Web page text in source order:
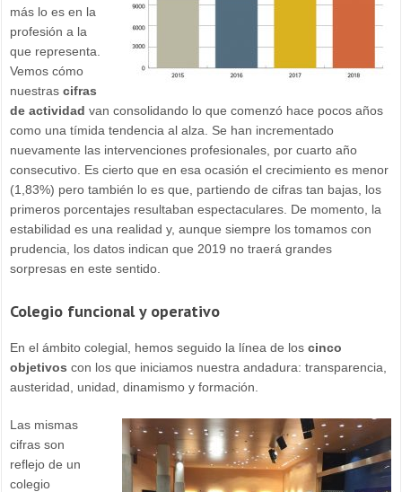
más lo es en la
profesión a la
que representa.
Vemos cómo
nuestrascifras
de actividad van consolidando lo que comenzó hace pocos años
como una tímida tendencia al alza. Se han incrementado
nuevamente las intervenciones profesionales, por cuarto año
consecutivo. Es cierto que en esa ocasión el crecimiento es menor
(1,83%) pero también lo es que, partiendo de cifras tan bajas, los
primeros porcentajes resultaban espectaculares. De momento, la
estabilidad es una realidad y, aunque siempre los tomamos con
prudencia, los datos indican que 2019 no traerá grandes
sorpresas en este sentido.
Colegio funcional y operativo
En el ámbito colegial, hemos seguido la línea de loscinco
objetivos con los que iniciamos nuestra andadura: transparencia,
austeridad, unidad, dinamismo y formación.
Las mismas
cifras son
reflejo de un
colegio